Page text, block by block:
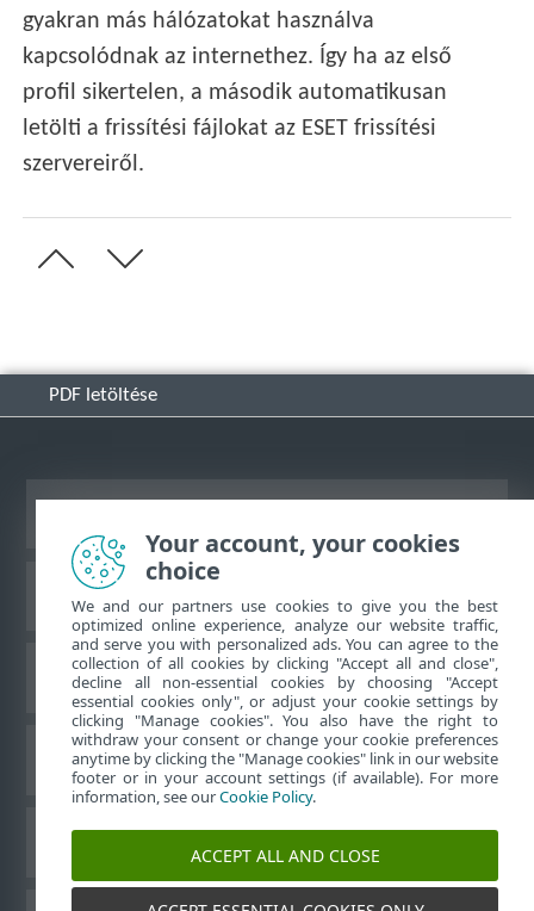
gyakran más hálózatokat használva
kapcsolódnak az internethez. Így ha az első
profil sikertelen, a második automatikusan
letölti a frissítési fájlokat az ESET frissítési
szervereiről.
PDF letöltése
Az ESET tudásbázisa
ESET Fórum
Regionális támogatás
Your account, your cookies
choice
We and our partners use cookies to give you the best
optimized online experience, analyze our website traffic,
and serve you with personalized ads. You can agree to the
collection of all cookies by clicking "Accept all and close",
decline all non-essential cookies by choosing "Accept
essential cookies only", or adjust your cookie settings by
clicking "Manage cookies". You also have the right to
withdraw your consent or change your cookie preferences
anytime by clicking the "Manage cookies" link in our website
footer or in your account settings (if available). For more
information, see ourCookie Policy.
ACCEPT ALL AND CLOSE